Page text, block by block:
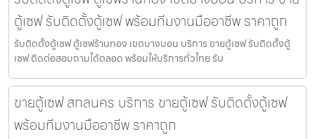
ตู้เซฟ รับติดตั้งตู้เซฟ พร้อมทีมงานมืออาชีพ ราคาถูก
รับติดตั้งตู้เซฟ ตู้เซฟร้านทอง เขตบางบอน บริการ ขายตู้เซฟ รับติดตั้งตู้
เซฟ ติดต่อสอบถามได้ตลอด พร้อมให้บริการทั่วไทย รับ
ขายตู้เซฟ สกลนคร บริการ ขายตู้เซฟ รับติดตั้งตู้เซฟ
พร้อมทีมงานมืออาชีพ ราคาถูก